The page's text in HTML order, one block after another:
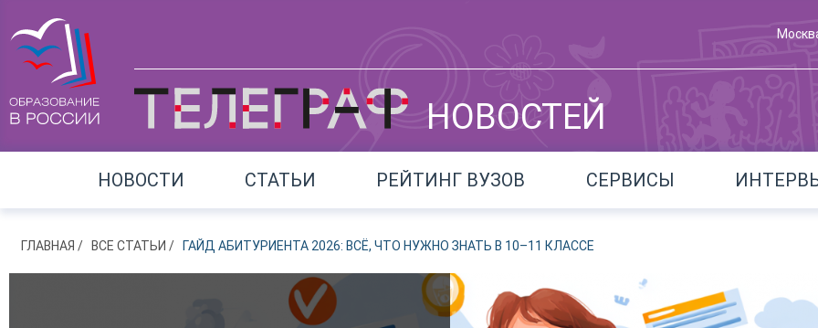
НОВОСТЕЙ
НОВОСТИ СТАТЬИ РЕЙТИНГ ВУЗОВ СЕРВИСЫ
ГЛАВНАЯ ВСЕ СТАТЬИ ГАЙД АБИТУРИЕНТА 2026: ВСЁ, ЧТО НУЖНО ЗНАТЬ В 10–11 КЛАССЕ